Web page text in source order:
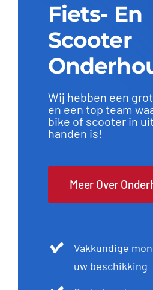
Fiets- En
Scooter
Wij hebben een
en een top team
bike of scooter in
handen is!
Meer Over
Vakkundige
uw beschikking